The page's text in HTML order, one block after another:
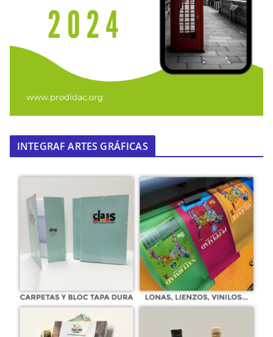
INTEGRAF ARTES GRÁFICAS